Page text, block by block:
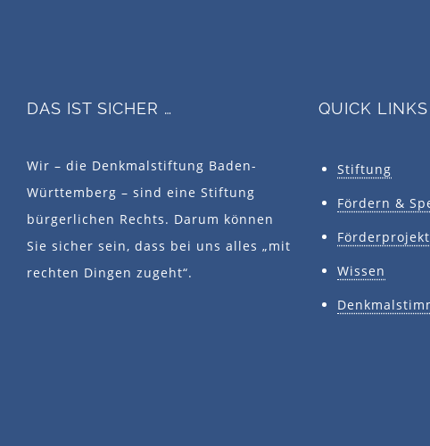
DAS IST SICHER …
Wir – die Denkmalstiftung Baden-
Württemberg – sind eine Stiftung
bürgerlichen Rechts. Darum können
Sie sicher sein, dass bei uns alles „mit
rechten Dingen zugeht“.
QUICK LINKS
Stiftung
Fördern &
Wissen